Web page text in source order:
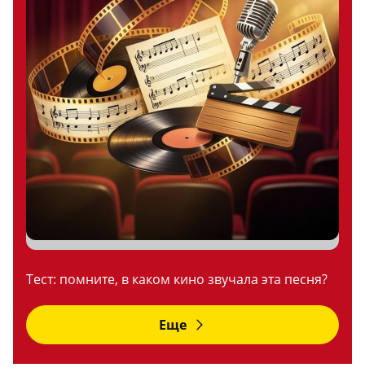
Тест: помните, в каком кино звучала эта песня?
Еще